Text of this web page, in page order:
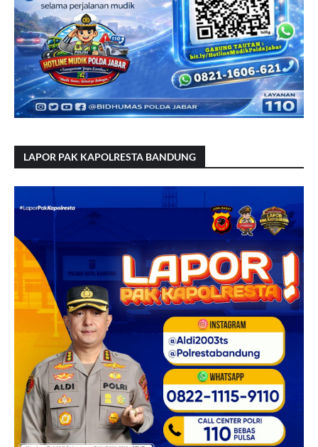
LAPOR PAK KAPOLRESTA BANDUNG